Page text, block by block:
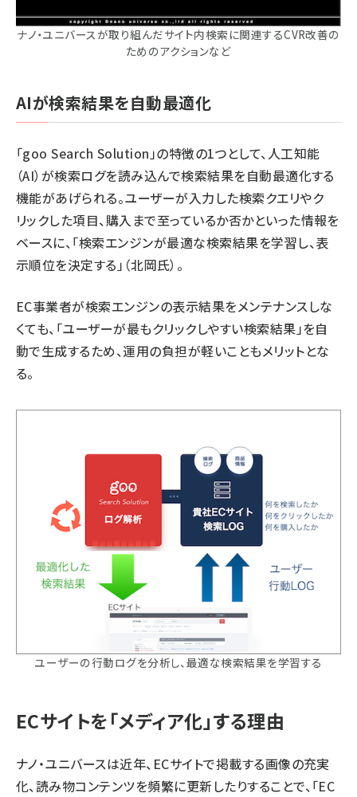
ナノ・ユニバースが取り組んだサイト内検索に関連するCVR改善の
ためのアクションなど
AIが検索結果を自動最適化
「goo Search Solution」の特徴の1つとして、人工知能
（AI）が検索ログを読み込んで検索結果を自動最適化する
機能があげられる。ユーザーが入力した検索クエリやク
リックした項目、購入まで至っているか否かといった情報を
ベースに、「検索エンジンが最適な検索結果を学習し、表
示順位を決定する」（北岡氏）。
EC事業者が検索エンジンの表示結果をメンテナンスしな
くても、「ユーザーが最もクリックしやすい検索結果」を自
動で生成するため、運用の負担が軽いこともメリットとな
る。
ユーザーの行動ログを分析し、最適な検索結果を学習する
ECサイトを「メディア化」する理由
ナノ・ユニバースは近年、ECサイトで掲載する画像の充実
化、読み物コンテンツを頻繁に更新したりすることで、「EC